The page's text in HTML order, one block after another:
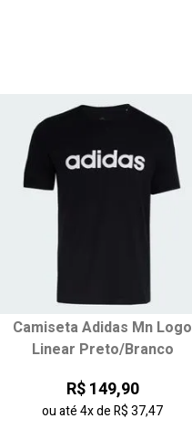
Camiseta Adidas Mn Logo
Linear Preto/Branco
R$ 149,90
ou até4xdeR$ 37,47